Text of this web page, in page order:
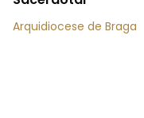
Arquidiocese de Braga